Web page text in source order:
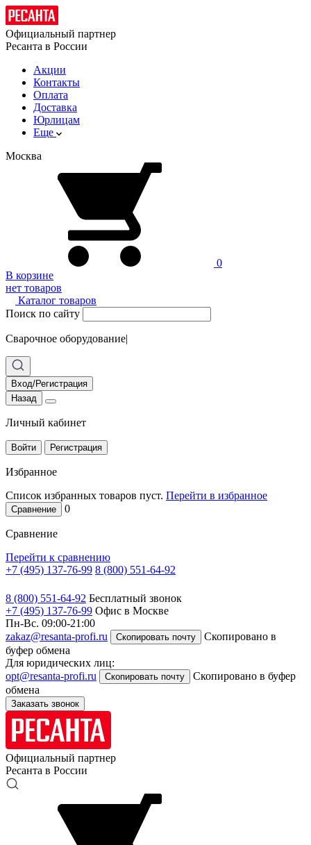
Официальный партнер
Ресанта в России
Акции
Контакты
Оплата
Доставка
Юрлицам
Еще
Москва
0
В корзине
нет товаров
Каталог товаров
Поиск по сайту
Сварочное оборудование|
Вход/Регистрация
Назад
Личный кабинет
Войти Регистрация
Избранное
Список избранных товаров пуст. Перейти в избранное
Сравнение 0
Сравнение
Перейти к сравнению
+7 (495) 137-76-99 8 (800) 551-64-92
8 (800) 551-64-92 Бесплатный звонок
+7 (495) 137-76-99 Офис в Москве
Пн-Вс. 09:00-21:00
zakaz@resanta-profi.ru
Скопировать почту
Скопировано в
буфер обмена
Для юридических лиц:
opt@resanta-profi.ru
Скопировать почту
Скопировано в буфер
обмена
Заказать звонок
Официальный партнер
Ресанта в России